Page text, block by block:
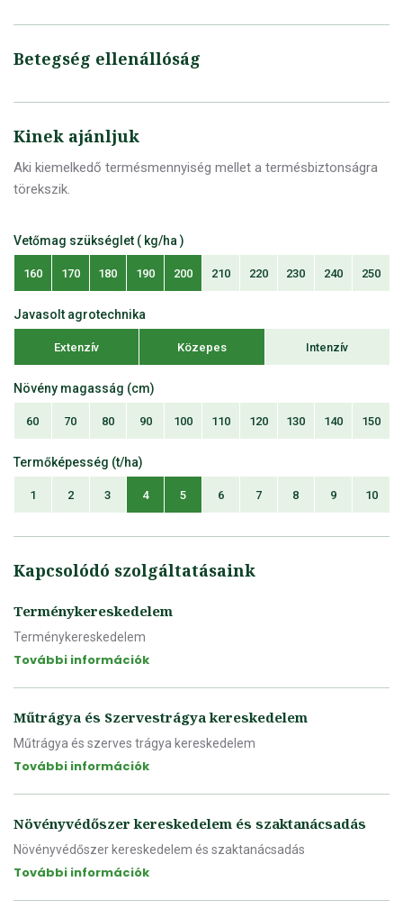
Betegség ellenállóság
Kinek ajánljuk
Aki kiemelkedő termésmennyiség mellet a termésbiztonságra
törekszik.
Vetőmag szükséglet ( kg/ha )
160 170 180 190 200 210 220 230 240 250
Javasolt agrotechnika
Extenzív Közepes Intenzív
Növény magasság (cm)
60 70 80 90 100 110 120 130 140 150
Termőképesség (t/ha)
1 2 3 4 5 6 7 8 9 10
Kapcsolódó szolgáltatásaink
Terménykereskedelem
Terménykereskedelem
További információk
Műtrágya és Szervestrágya kereskedelem
Műtrágya és szerves trágya kereskedelem
További információk
Növényvédőszer kereskedelem és szaktanácsadás
Növényvédőszer kereskedelem és szaktanácsadás
További információk